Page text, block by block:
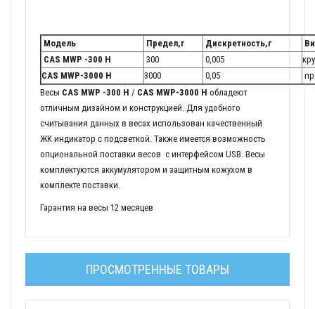
Модель Предел,г Дискретность,г
CAS MWP -300 H
300 0,005
CAS MWP-3000 H
3000 0,05
Весы CAS MWP -300 H / CAS MWP-3000 H обладеют
отличным дизайном и конструкцией. Для удобного
считывания данных в весах использован качественный
ЖК индикатор с подсветкой. Также имеется возможность
опциональной поставки весов с интерфейсом USB. Весы
комплектуются аккумулятором и защитным кожухом в
комплекте поставки.
Гарантия на весы 12 месяцев
ПРОСМОТРЕННЫЕ ТОВАРЫ